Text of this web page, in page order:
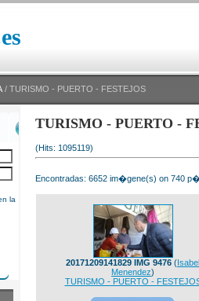
/ TURISMO - PUERTO - FESTEJOS
la
TURISMO - PUERTO -
(Hits: 1095119)
Encontradas: 6652 im�gene(s) on 740
20171209141829 IMG 9476 (Isabel
Menendez)
TURISMO - PUERTO -